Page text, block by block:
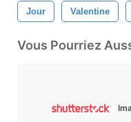
Jour Valentine
Vous Pourriez